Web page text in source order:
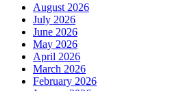
August 2026
July 2026
June 2026
May 2026
April 2026
March 2026
February 2026